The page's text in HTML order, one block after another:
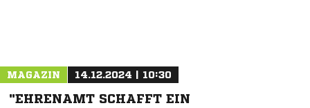
MAGAZIN 14.12.2024 | 10:30
"EHRENAMT SCHAFFT EIN